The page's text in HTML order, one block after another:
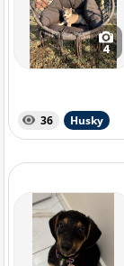
4
36 Husky